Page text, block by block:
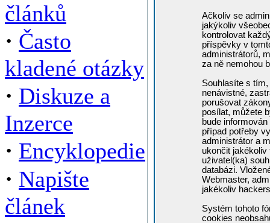
článků
· Často
kladené otázky
· Diskuze a
Inzerce
· Encyklopedie
· Napište
článek
Ačkoliv se
jakýkoliv
kontrolovat
příspěvky v
administrátorů,
za ně nemohou
Souhlasíte s
nenávistné,
porušovat
posílat, můžete
bude
případ potřeby
administrátor a
ukončit
uživatel(ka)
databázi.
Webmaster,
jakékoliv
Systém tohoto
cookies